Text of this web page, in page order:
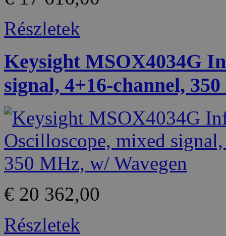
Részletek
Keysight MSOX4034G
signal, 4+16-channel,
€ 20 362,00
Részletek